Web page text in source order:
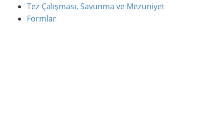
Tez Çalışması, Savunma ve Mezuniyet
Formlar